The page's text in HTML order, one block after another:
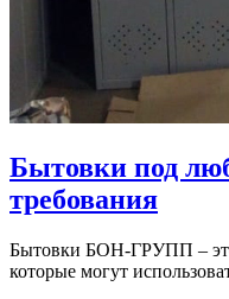
Бытовки под
требования
Бытовки БОН-ГРУПП –
которые могут